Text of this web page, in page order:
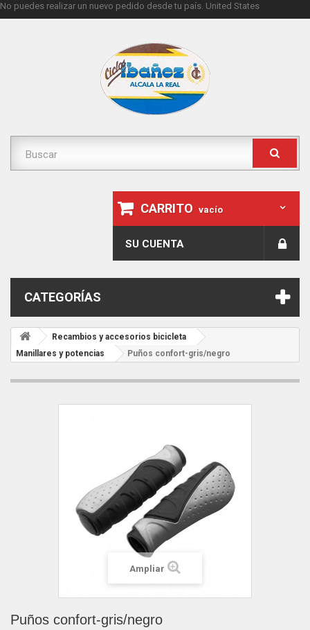
No puedes realizar un nuevo pedido desde tu país. United States
CARRITO vacío
SU CUENTA
CATEGORÍAS
Recambios y accesorios bicicleta
Manillares y potencias
Puños confort-gris/negro
Ampliar
Puños confort-gris/negro